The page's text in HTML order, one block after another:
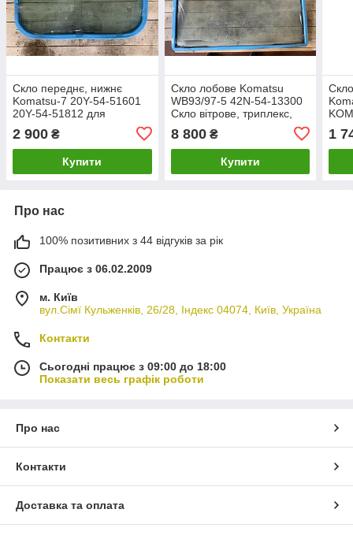
Скло переднє, нижнє
Komatsu-7 20Y-54-51601
20Y-54-51812 для
Komatusu PC
2 900 ₴
Купити
Скло лобове Komatsu
WB93/97-5 42N-54-13300
Скло вітрове, триплекс,
8 800₴
Купити
1
Про нас
100% позитивних з 44 відгуків за рік
Працює з 06.02.2009
м. Київ
вул.Сімї Кульженків, 26/28, Індекс 04074, Київ, Україна
Контакти
Сьогодні працює з 09:00 до 18:00
Показати весь графік роботи
Про нас
Контакти
Доставка та оплата